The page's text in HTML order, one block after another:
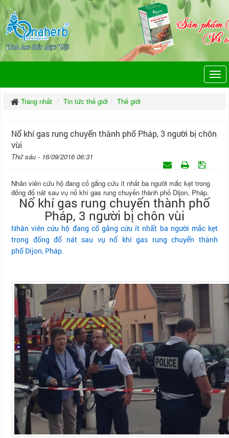
Trang nhất Tin tức thế giới Thế giới
Nổ khí gas rung chuyển thành phố Pháp, 3 người bị chôn
vùi
Thứ sáu - 16/09/2016 06:31
Nhân viên cứu hộ đang cố gắng cứu ít nhất ba người mắc kẹt trong
đống đổ nát sau vụ nổ khí gas rung chuyển thành phố Dijon, Pháp.
Nổ khí gas rung chuyển thành phố
Pháp, 3 người bị chôn vùi
Nhân viên cứu hộ đang cố gắng cứu ít nhất ba người mắc kẹt
trong đống đổ nát sau vụ nổ khí gas rung chuyển thành
phố Dijon, Pháp.